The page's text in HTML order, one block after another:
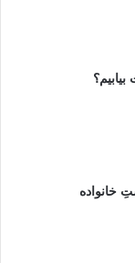
هستيد همگام حمله
ودر آن بذرشهوت،
شدن برادرجديدي از
به نفس كه تحت
كه قلب دوباره مي
را به عقد ازدواج
خانواده